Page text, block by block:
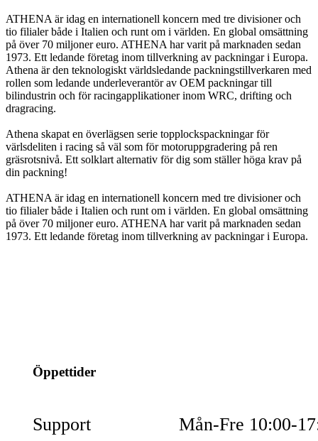
ATHENA är idag en internationell koncern med tre divisioner och
tio filialer både i Italien och runt om i världen. En global omsättning
på över 70 miljoner euro. ATHENA har varit på marknaden sedan
1973. Ett ledande företag inom tillverkning av packningar i Europa.
Athena är den teknologiskt världsledande packningstillverkaren med
rollen som ledande underleverantör av OEM packningar till
bilindustrin och för racingapplikationer inom WRC, drifting och
dragracing.
Athena skapat en överlägsen serie topplockspackningar för
värlsdeliten i racing så väl som för motoruppgradering på ren
gräsrotsnivå. Ett solklart alternativ för dig som ställer höga krav på
din packning!
ATHENA är idag en internationell koncern med tre divisioner och
tio filialer både i Italien och runt om i världen. En global omsättning
på över 70 miljoner euro. ATHENA har varit på marknaden sedan
1973. Ett ledande företag inom tillverkning av packningar i Europa.
Öppettider
Support Mån-Fre 10:00-